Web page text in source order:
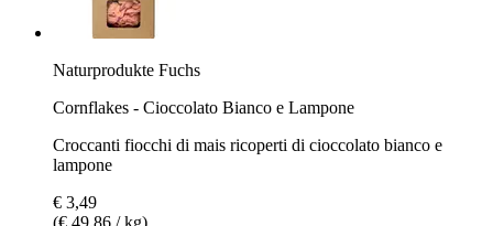
Naturprodukte Fuchs
Cornflakes - Cioccolato Bianco e Lampone
Croccanti fiocchi di mais ricoperti di cioccolato bianco e
lampone
€ 3,49
(€ 49,86 / kg)